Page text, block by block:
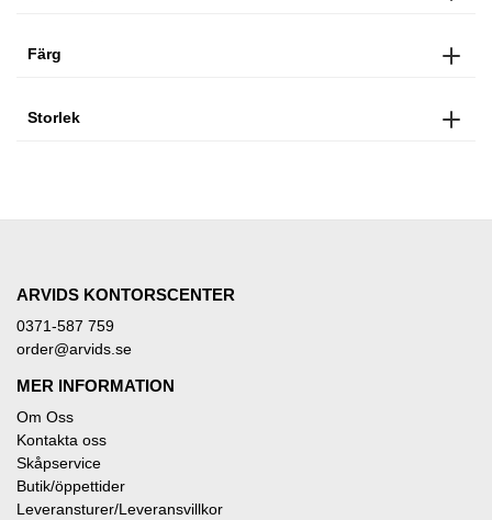
Färg
Storlek
ARVIDS KONTORSCENTER
0371-587 759
order@arvids.se
MER INFORMATION
Om Oss
Kontakta oss
Skåpservice
Butik/öppettider
Leveransturer/Leveransvillkor